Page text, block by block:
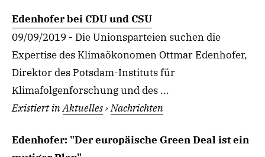
Edenhofer bei CDU und CSU
09/09/2019 - Die Unionsparteien suchen die
Expertise des Klimaökonomen Ottmar Edenhofer,
Direktor des Potsdam-Instituts für
Klimafolgenforschung und des ...
Existiert inAktuelles›Nachrichten
Edenhofer: "Der europäische Green Deal ist ein